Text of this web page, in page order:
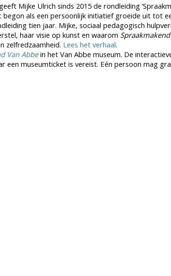
Mijke Ulrich sinds 2015 de rondleiding
begon als een persoonlijk initiatief groeide uit tot
tien jaar. Mijke, sociaal pedagogisch
haar visie op kunst en waarom
zelfredzaamheid. Lees het verhaal.
Van Abbein het Van Abbe museum. De
een museumticket is vereist. Eén persoon mag